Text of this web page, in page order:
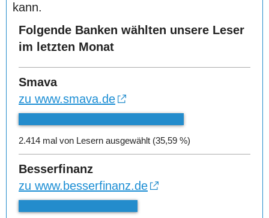
kann.
Folgende Banken wählten unsere Leser
im letzten Monat
Smava
zu www.smava.de
2.414 mal von Lesern ausgewählt (35,59 %)
Besserfinanz
zu www.besserfinanz.de